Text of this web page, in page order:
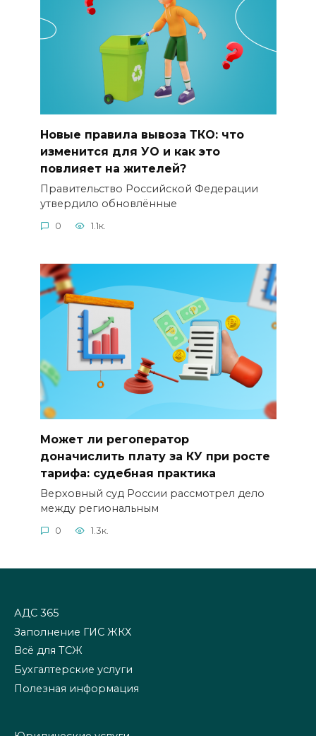
Новые правила вывоза ТКО: что
изменится для УО и как это
повлияет на жителей?
Правительство Российской Федерации
утвердило обновлённые
0 1.1к.
Может ли регоператор
доначислить плату за КУ при росте
тарифа: судебная практика
Верховный суд России рассмотрел дело
между региональным
0 1.3к.
АДС 365
Заполнение ГИС ЖКХ
Всё для ТСЖ
Бухгалтерские услуги
Полезная информация